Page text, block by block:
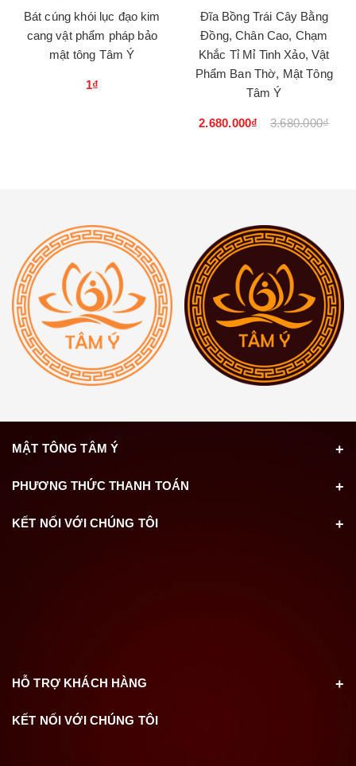
Bát cúng khói lục đạo kim
cang vật phẩm pháp bảo
mật tông Tâm Ý
1₫
Đĩa Bồng Trái Cây Bằng
Đồng, Chân Cao, Chạm
Khắc Tỉ Mỉ Tinh Xảo, Vật
Phẩm Ban Thờ, Mật Tông
Tâm Ý
2.680.000₫ 3.680.000₫
MẬT TÔNG TÂM Ý
PHƯƠNG THỨC THANH TOÁN
KẾT NỐI VỚI CHÚNG TÔI
HỖ TRỢ KHÁCH HÀNG
KẾT NỐI VỚI CHÚNG TÔI